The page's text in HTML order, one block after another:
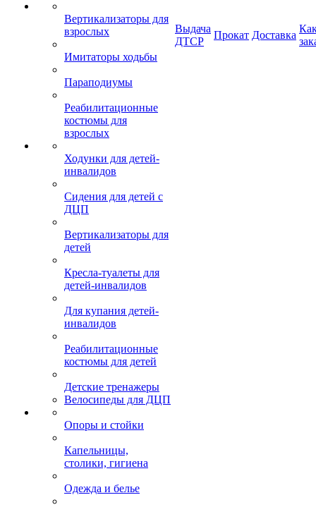
Вертикализаторы для
взрослых
Имитаторы ходьбы
Параподиумы
Реабилитационные
костюмы для
взрослых
Ходунки для детей-
инвалидов
Сидения для детей с
ДЦП
Вертикализаторы для
детей
Кресла-туалеты для
детей-инвалидов
Для купания детей-
инвалидов
Реабилитационные
костюмы для детей
Детские тренажеры
Велосипеды для ДЦП
Опоры и стойки
Капельницы,
столики, гигиена
Одежда и белье
Выдача
ДТСР
Прокат Доставка